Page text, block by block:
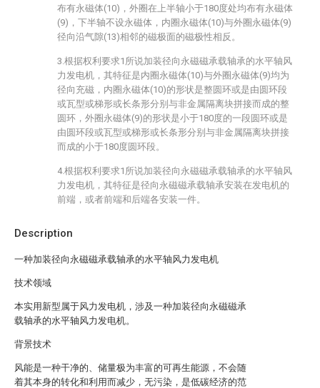
Description
一种加装径向永磁磁承载轴承的水平轴风力发电机
技术领域
本实用新型属于风力发电机，涉及一种加装径向永磁磁承
载轴承的水平轴风力发电机。
背景技术
风能是一种干净的、储量极为丰富的可再生能源，不会随
着其本身的转化和利用而减少，无污染，是低碳经济的范
布有永磁体(10)，外圈在上半轴小于180度处均布有永磁体
(9)，下半轴不设永磁体，内圈永磁体(10)与外圈永磁体(9)
径向沿气隙(13)相邻的磁极面的磁极性相反。
3.根据权利要求1所说加装径向永磁磁承载轴承的水平轴风
力发电机，其特征是内圈永磁体(10)与外圈永磁体(9)均为
径向充磁，内圈永磁体(10)的形状是整圆环或是由圆环段
或瓦型或梯形或长条形分别与非金属隔离块拼接而成的整
圆环，外圈永磁体(9)的形状是小于180度的一段圆环或是
由圆环段或瓦型或梯形或长条形分别与非金属隔离块拼接
而成的小于180度圆环段。
4.根据权利要求1所说加装径向永磁磁承载轴承的水平轴风
力发电机，其特征是径向永磁磁承载轴承安装在发电机的
前端，或者前端和后端各安装一件。